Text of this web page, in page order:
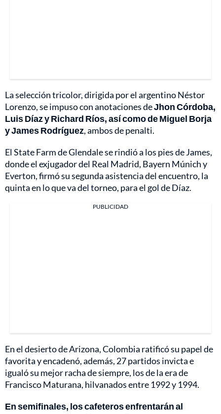
La selección tricolor, dirigida por el argentino Néstor
Lorenzo, se impuso con anotaciones deJhon Córdoba,
Luis Díaz y Richard Ríos, así como de Miguel Borja
y James Rodríguez, ambos de penalti.
El State Farm de Glendale se rindió a los pies de James,
donde el exjugador del Real Madrid, Bayern Múnich y
Everton, firmó su segunda asistencia del encuentro, la
quinta en lo que va del torneo, para el gol de Díaz.
PUBLICIDAD
En el desierto de Arizona, Colombia ratificó su papel de
favorita y encadenó, además, 27 partidos invicta e
igualó su mejor racha de siempre, los de la era de
Francisco Maturana, hilvanados entre 1992 y 1994.
En semifinales, los cafeteros enfrentarán al